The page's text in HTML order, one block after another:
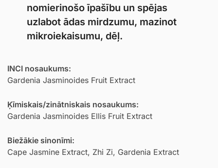
nomierinošo īpašību un spējas
uzlabot ādas mirdzumu, mazinot
mikroiekaisumu, dēļ.
INCI nosaukums:
Gardenia Jasminoides Fruit Extract
Ķīmiskais/zinātniskais nosaukums:
Gardenia Jasminoides Ellis Fruit Extract
Biežākie sinonīmi:
Cape Jasmine Extract, Zhi Zi, Gardenia Extract